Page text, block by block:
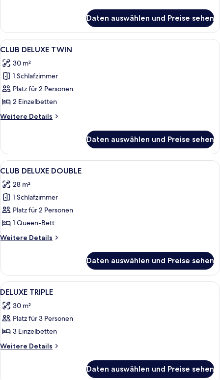
FRIENDS
FAMILY
TWIN
Daten auswählen und Preise sehen
Alle
Fotos
für
CLUB
DELUXE
TWIN
anzeigen
Ein Hotelzimmer mit einem großen
5
CLUB DELUXE TWIN
30 m²
1 Schlafzimmer
Platz für 2 Personen
2 Einzelbetten
Weitere Details
Weitere
DELUXE
TWIN
Daten auswählen und Preise sehen
Alle
Fotos
für
CLUB
DELUXE
DOUBLE
anzeigen
Ein Hotelzimmer mit einem großen
5
CLUB DELUXE DOUBLE
28 m²
1 Schlafzimmer
Platz für 2 Personen
1 Queen-Bett
Weitere Details
Weitere
DELUXE
DOUBLE
Daten auswählen und Preise sehen
Alle
Fotos
für
DELUXE
TRIPLE
anzeigen
DELUXE TRIPLE | Hochwertige
4
DELUXE TRIPLE
30 m²
Platz für 3 Personen
3 Einzelbetten
Weitere Details
Weitere
Daten auswählen und Preise sehen